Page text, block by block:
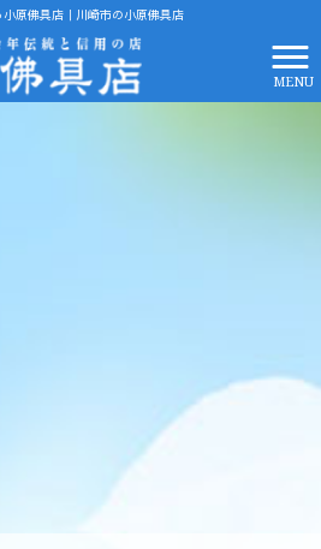
小原佛具店｜川崎市の小原佛具店
MENU